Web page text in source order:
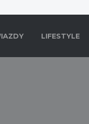
LIFESTYLE